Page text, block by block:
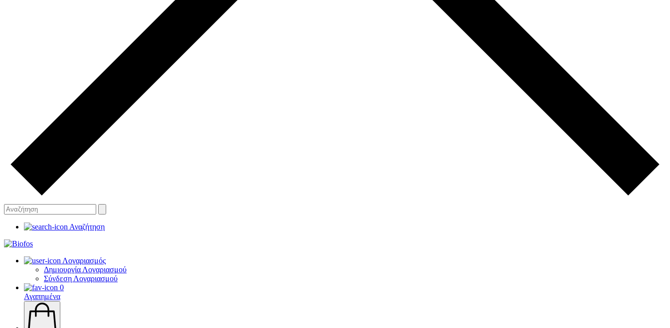
Αναζήτηση
Λογαριασμός
Δημιουργία Λογαριασμού
Σύνδεση Λογαριασμού
0
Αγαπημένα